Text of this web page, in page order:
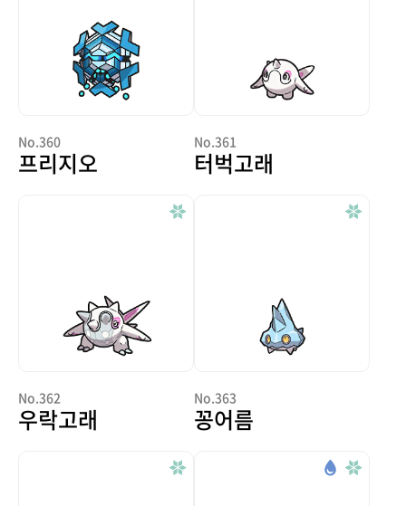
No.360
프리지오
No.361
터벅고래
No.362
우락고래
No.363
꽁어름